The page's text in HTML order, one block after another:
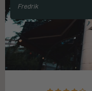
Fredrik